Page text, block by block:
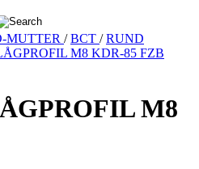
MUTTER /BCT /RUND
M8 KDR-85 FZB
M8